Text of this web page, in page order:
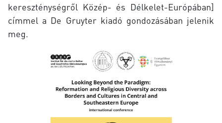
kereszténységről Közép- és Délkelet-Európában]
címmel a De Gruyter kiadó gondozásában jelenik
meg.